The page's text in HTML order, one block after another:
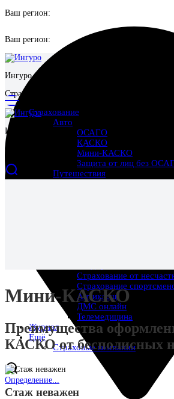
Ваш регион:
Определение...
Ваш регион:
Ингуро
Страховой маркетплейс
Страхование
Авто
ОСАГО
КАСКО
Мини-КАСКО
Защита от лиц без
Путешествия
Страхование от
Страхование
Антиклещ
ДМС онлайн
Телемедицина
Журнал
Ещё
Страховые компании
Ингуро
Страховой маркетплейс
Мини-КАСКО
Преимущества
КАСКО от бесполисных
Стаж неважен